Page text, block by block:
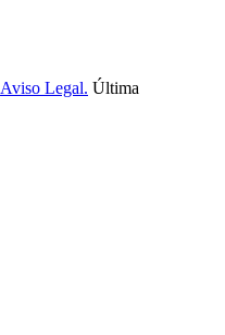
Aviso Legal. Última